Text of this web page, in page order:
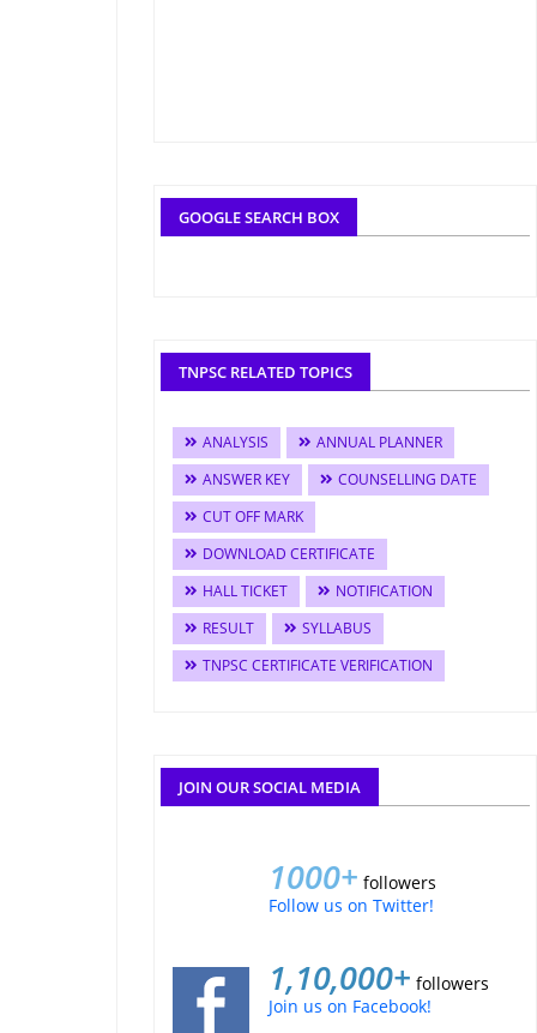
GOOGLE SEARCH BOX
TNPSC RELATED TOPICS
ANALYSIS
ANNUAL PLANNER
ANSWER KEY
COUNSELLING DATE
CUT OFF MARK
DOWNLOAD CERTIFICATE
HALL TICKET
NOTIFICATION
RESULT
SYLLABUS
TNPSC CERTIFICATE VERIFICATION
JOIN OUR SOCIAL MEDIA
1000+ followers
Follow us on Twitter!
1,10,000+ followers
Join us on Facebook!